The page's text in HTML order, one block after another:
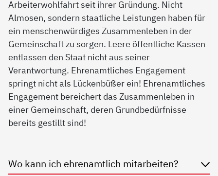
Arbeiterwohlfahrt seit ihrer Gründung. Nicht
Almosen, sondern staatliche Leistungen haben für
ein menschenwürdiges Zusammenleben in der
Gemeinschaft zu sorgen. Leere öffentliche Kassen
entlassen den Staat nicht aus seiner
Verantwortung. Ehrenamtliches Engagement
springt nicht als Lückenbüßer ein! Ehrenamtliches
Engagement bereichert das Zusammenleben in
einer Gemeinschaft, deren Grundbedürfnisse
bereits gestillt sind!
Wo kann ich eh­renamt­lich mit­ar­bei­ten?